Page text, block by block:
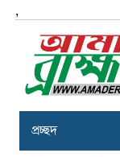
,
প্রচ্ছদ